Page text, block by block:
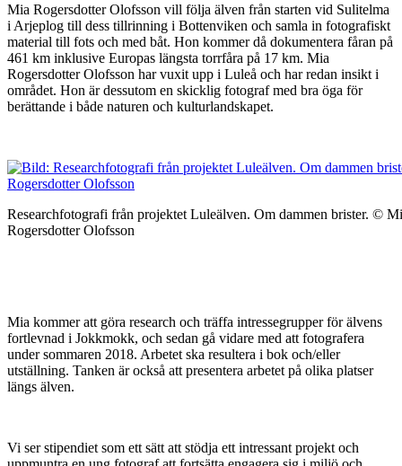
Mia Rogersdotter Olofsson vill följa älven från starten vid Sulitelma
i Arjeplog till dess tillrinning i Bottenviken och samla in fotografiskt
material till fots och med båt. Hon kommer då dokumentera fåran på
461 km inklusive Europas längsta torrfåra på 17 km. Mia
Rogersdotter Olofsson har vuxit upp i Luleå och har redan insikt i
området. Hon är dessutom en skicklig fotograf med bra öga för
berättande i både naturen och kulturlandskapet.
Researchfotografi från projektet Luleälven. Om dammen brister. ©
Rogersdotter Olofsson
Mia kommer att göra research och träffa intressegrupper för älvens
fortlevnad i Jokkmokk, och sedan gå vidare med att fotografera
under sommaren 2018. Arbetet ska resultera i bok och/eller
utställning. Tanken är också att presentera arbetet på olika platser
längs älven.
Vi ser stipendiet som ett sätt att stödja ett intressant projekt och